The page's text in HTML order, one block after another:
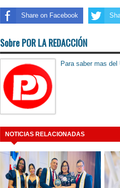
Share on Facebook
Sobre POR LA REDACCIÓN
Para saber mas
NOTICIAS RELACIONADAS